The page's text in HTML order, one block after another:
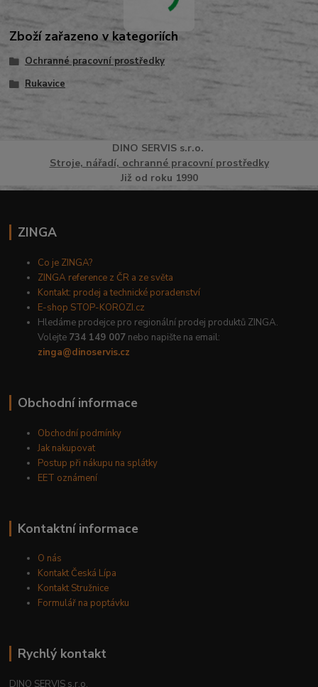
Zboží zařazeno v kategoriích
Ochranné pracovní prostředky
Rukavice
DINO SERVISs.r.o.
Stroje, nářadí, ochranné pracovní prostředky
Již od roku 1990
ZINGA
Co je ZINGA?
ZINGA reference z ČR a ze světa
Kontakt: prodej a technické poradenství
E-shop STOP-KOROZI.cz
Hledáme prodejce pro regionální prodej produktů ZINGA.
Volejte 734 149 007 nebo napište na email:
zinga@dinoservis.cz
Obchodní informace
Obchodní podmínky
Jak nakupovat
Postup při nákupu na splátky
EET oznámení
Kontaktní informace
O nás
Kontakt Česká Lípa
Kontakt Stružnice
Formulář na poptávku
Rychlý kontakt
DINO SERVIS s.r.o.